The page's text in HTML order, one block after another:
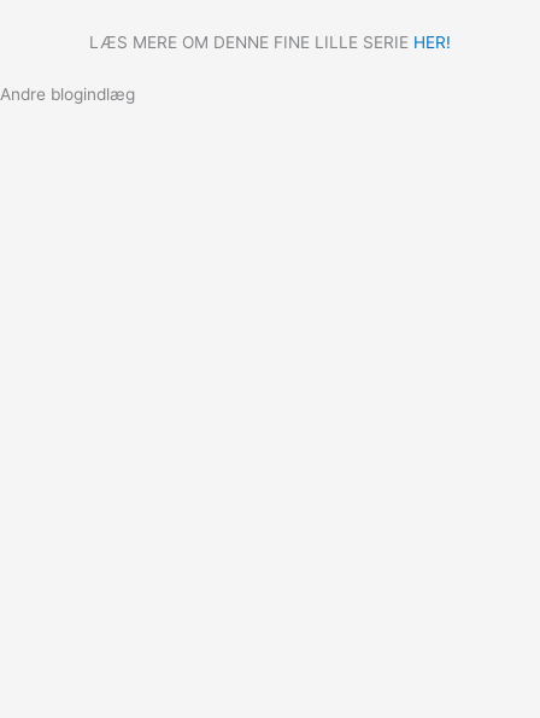
LÆS MERE OM DENNE FINE LILLE SERIE HER!
Andre blogindlæg